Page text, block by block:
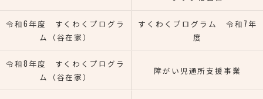
令和6年度 すくわくプログラ
ム（谷在家）
すくわくプログラム 令和7年
度
令和8年度 すくわくプログラ
ム（谷在家）
障がい児通所支援事業